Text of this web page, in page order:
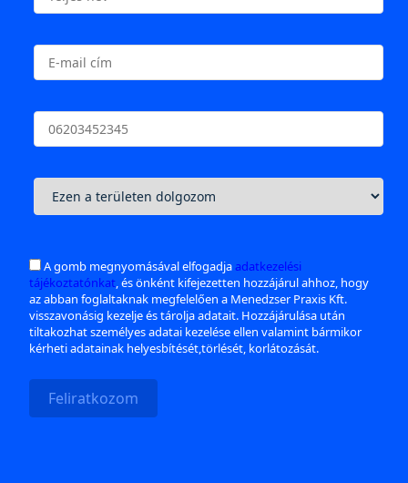
A gomb megnyomásával elfogadjaadatkezelési
tájékoztatónkat, és önként kifejezetten hozzájárul ahhoz, hogy
az abban foglaltaknak megfelelően a Menedzser Praxis Kft.
visszavonásig kezelje és tárolja adatait. Hozzájárulása után
tiltakozhat személyes adatai kezelése ellen valamint bármikor
kérheti adatainak helyesbítését,törlését, korlátozását.
Feliratkozom